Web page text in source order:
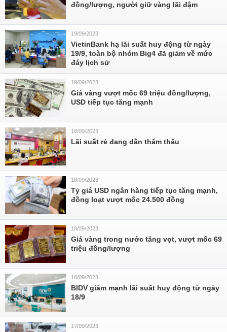
đồng/lượng, người giữ vàng lãi đậm
19/09/2023
VietinBank hạ lãi suất huy động từ ngày
19/9, toàn bộ nhóm Big4 đã giảm về mức
đáy lịch sử
19/09/2023
Giá vàng vượt mốc 69 triệu đồng/lượng,
USD tiếp tục tăng mạnh
18/09/2023
Lãi suất rẻ đang dần thẩm thấu
18/09/2023
Tỷ giá USD ngân hàng tiếp tục tăng mạnh,
đồng loạt vượt mốc 24.500 đồng
18/09/2023
Giá vàng trong nước tăng vọt, vượt mốc 69
triệu đồng/lượng
18/09/2023
BIDV giảm mạnh lãi suất huy động từ ngày
18/9
17/09/2023